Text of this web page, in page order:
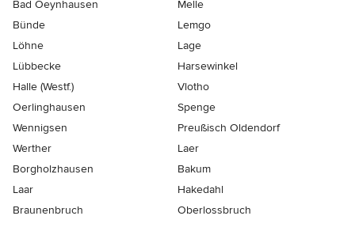
Bad Oeynhausen
Melle
Bünde
Lemgo
Löhne
Lage
Lübbecke
Harsewinkel
Halle (Westf.)
Vlotho
Oerlinghausen
Spenge
Wennigsen
Preußisch Oldendorf
Werther
Laer
Borgholzhausen
Bakum
Laar
Hakedahl
Braunenbruch
Oberlossbruch